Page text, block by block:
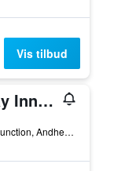
Vis tilbud
Holiday Inn Mumbai International Airport By IHG
Sakinaka Junction, Andheri Kurla Road, Mumbai, India